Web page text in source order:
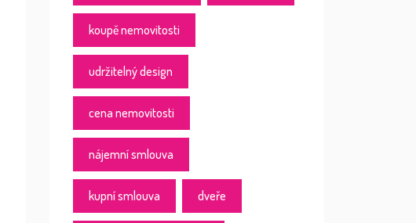
koupě nemovitosti
udržitelný design
cena nemovitosti
nájemní smlouva
kupní smlouva dveře